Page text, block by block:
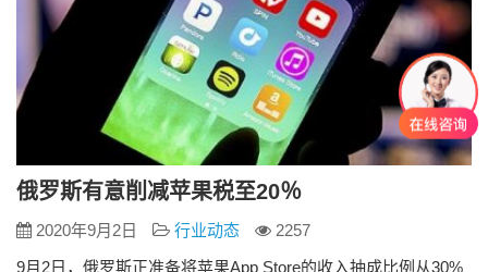
俄罗斯有意削减苹果税至20％
2020年9月2日 行业动态
2257
9月2日，俄罗斯正准备将苹果App Store的收入抽成比例从30%